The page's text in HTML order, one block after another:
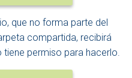
que no forma parte del
compartida, recibirá
tiene permiso para hacerlo.